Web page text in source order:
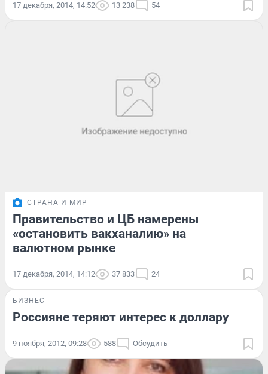
17 декабря, 2014, 14:52 13 238 54
СТРАНА И МИР
Правительство и ЦБ намерены
«остановить вакханалию» на
валютном рынке
17 декабря, 2014, 14:12 37 833 24
БИЗНЕС
Россияне теряют интерес к доллару
9 ноября, 2012, 09:28 588 Обсудить